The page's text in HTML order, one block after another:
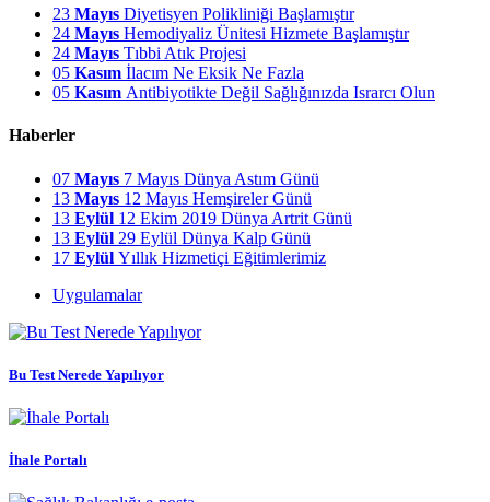
23 Mayıs Diyetisyen Polikliniği Başlamıştır
24 Mayıs Hemodiyaliz Ünitesi Hizmete Başlamıştır
24 Mayıs Tıbbi Atık Projesi
05 Kasım İlacım Ne Eksik Ne Fazla
05 Kasım Antibiyotikte Değil Sağlığınızda Israrcı Olun
Haberler
07 Mayıs 7 Mayıs Dünya Astım Günü
13 Mayıs 12 Mayıs Hemşireler Günü
13 Eylül 12 Ekim 2019 Dünya Artrit Günü
13 Eylül 29 Eylül Dünya Kalp Günü
17 Eylül Yıllık Hizmetiçi Eğitimlerimiz
Uygulamalar
Bu Test Nerede Yapılıyor
İhale Portalı